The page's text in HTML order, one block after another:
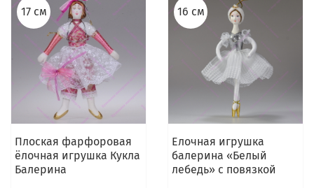
17 см
Плоская фарфоровая
ёлочная игрушка Кукла
Балерина
16 см
Елочная игрушка
балерина «Белый
лебедь» с повязкой